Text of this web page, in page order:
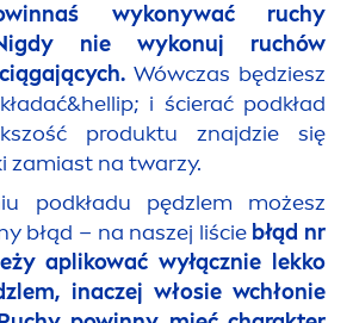
wykonywać ruchy
nie wykonuj ruchów
Wówczas będziesz
lip; i ścierać podkład
produktu znajdzie się
zamiast na twarzy.
podkładu pędzlem możesz
błąd – na naszej liście błąd nr
aplikować wyłącznie lekko
inaczej włosie wchłonie